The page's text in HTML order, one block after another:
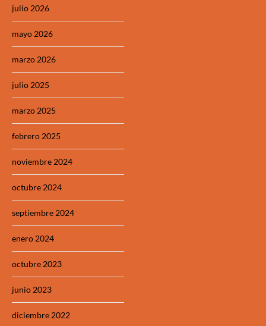
julio 2026
mayo 2026
marzo 2026
julio 2025
marzo 2025
febrero 2025
noviembre 2024
octubre 2024
septiembre 2024
enero 2024
octubre 2023
junio 2023
diciembre 2022